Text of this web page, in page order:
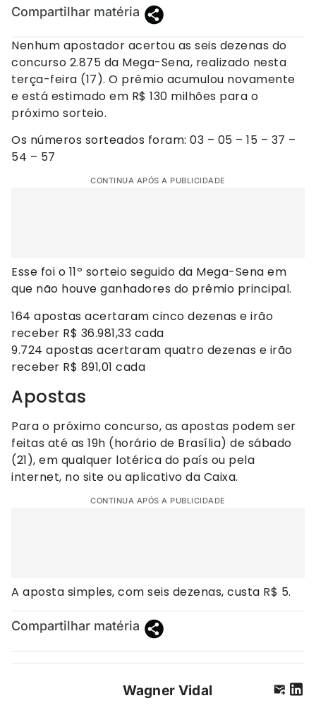
Compartilhar matéria
Nenhum apostador acertou as seis dezenas do
concurso 2.875 da Mega-Sena, realizado nesta
terça-feira (17). O prêmio acumulou novamente
e está estimado em R$ 130 milhões para o
próximo sorteio.
Os números sorteados foram: 03 – 05 – 15 – 37 –
54 – 57
CONTINUA APÓS A PUBLICIDADE
Esse foi o 11º sorteio seguido da Mega-Sena em
que não houve ganhadores do prêmio principal.
164 apostas acertaram cinco dezenas e irão
receber R$ 36.981,33 cada
9.724 apostas acertaram quatro dezenas e irão
receber R$ 891,01 cada
Apostas
Para o próximo concurso, as apostas podem ser
feitas até as 19h (horário de Brasília) de sábado
(21), em qualquer lotérica do país ou pela
internet, no site ou aplicativo da Caixa.
CONTINUA APÓS A PUBLICIDADE
A aposta simples, com seis dezenas, custa R$ 5.
Compartilhar matéria
Wagner Vidal